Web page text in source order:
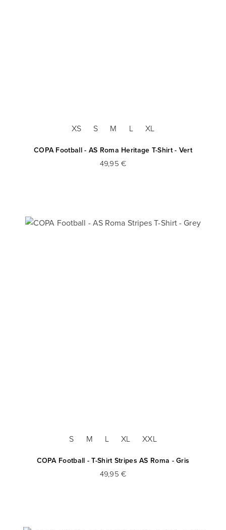
XS S M L XL
COPA Football - AS Roma Heritage T-Shirt - Vert
49,95 €
S M L XL XXL
COPA Football - T-Shirt Stripes AS Roma - Gris
49,95 €